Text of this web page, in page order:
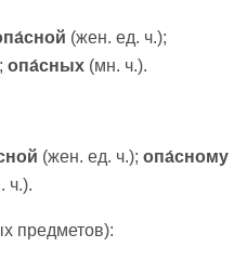
ой (жен. ед. ч.);
опа́сных (мн. ч.).
ой (жен. ед. ч.); опа́сному
ч.).
предметов):